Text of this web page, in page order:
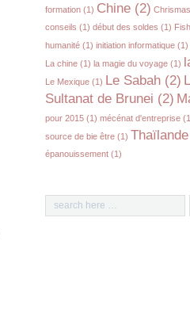
formation (1) Chine (2)
conseils (1) début des soldes (1)
humanité (1) initiation informatique (1)
La chine (1) la magie du voyage (1)
Le Mexique (1) Le Sabah (2)
Sultanat de Brunei (2)
pour 2015 (1) mécénat d'entreprise
source de bie être (1) Thaïlande
épanouissement (1)